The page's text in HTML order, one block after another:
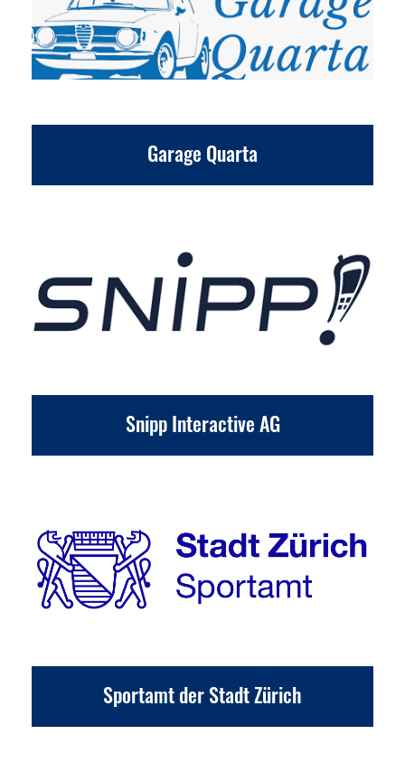
Garage Quarta
Snipp Interactive AG
Sportamt der Stadt Zürich